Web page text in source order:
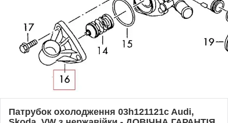
Патрубок охолодження 03h121121c Audi,